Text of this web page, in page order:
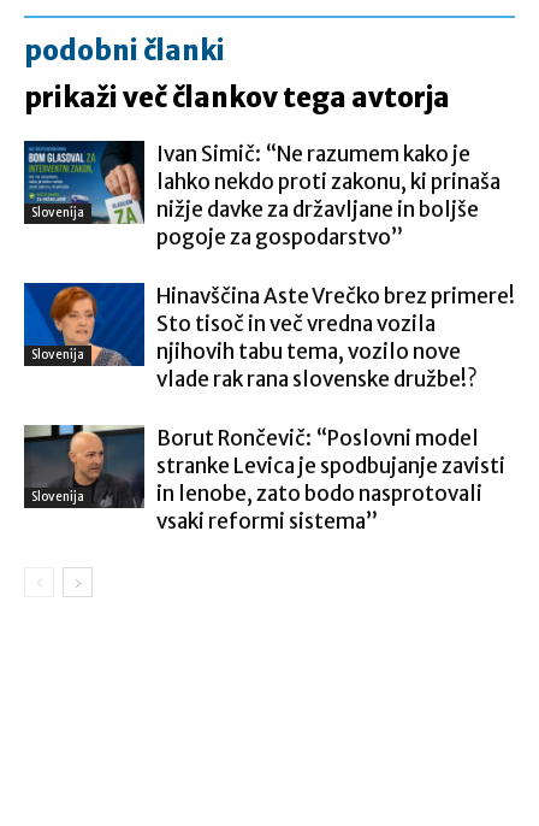
podobni članki
prikaži več člankov tega avtorja
Slovenija
Ivan Simič: “Ne razumem kako je
lahko nekdo proti zakonu, ki prinaša
nižje davke za državljane in boljše
pogoje za gospodarstvo”
Slovenija
Hinavščina Aste Vrečko brez primere!
Sto tisoč in več vredna vozila
njihovih tabu tema, vozilo nove
vlade rak rana slovenske družbe!?
Slovenija
Borut Rončevič: “Poslovni model
stranke Levica je spodbujanje zavisti
in lenobe, zato bodo nasprotovali
vsaki reformi sistema”